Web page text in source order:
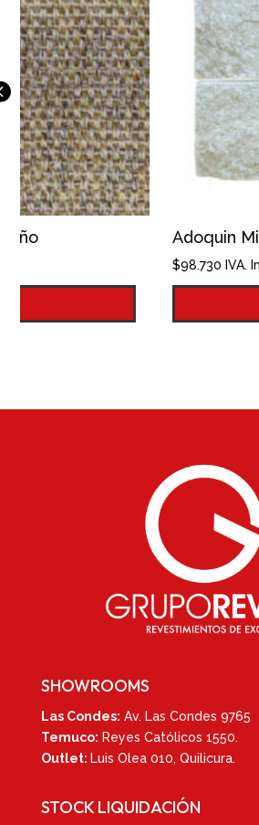
Adoquin Micosa 10x10
IVA. Incluido
SHOWROOMS
Las Condes: Av. Las Condes 9765
Temuco: Reyes Católicos 1550.
Outlet: Luis Olea 010, Quilicura.
STOCK LIQUIDACIÓN